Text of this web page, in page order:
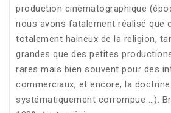
production cinématographique
nous avons fatalement réalisé que
totalement haineux de la religion,
grandes que des petites
rares mais bien souvent pour des
commerciaux, et encore, la
systématiquement corrompue …).